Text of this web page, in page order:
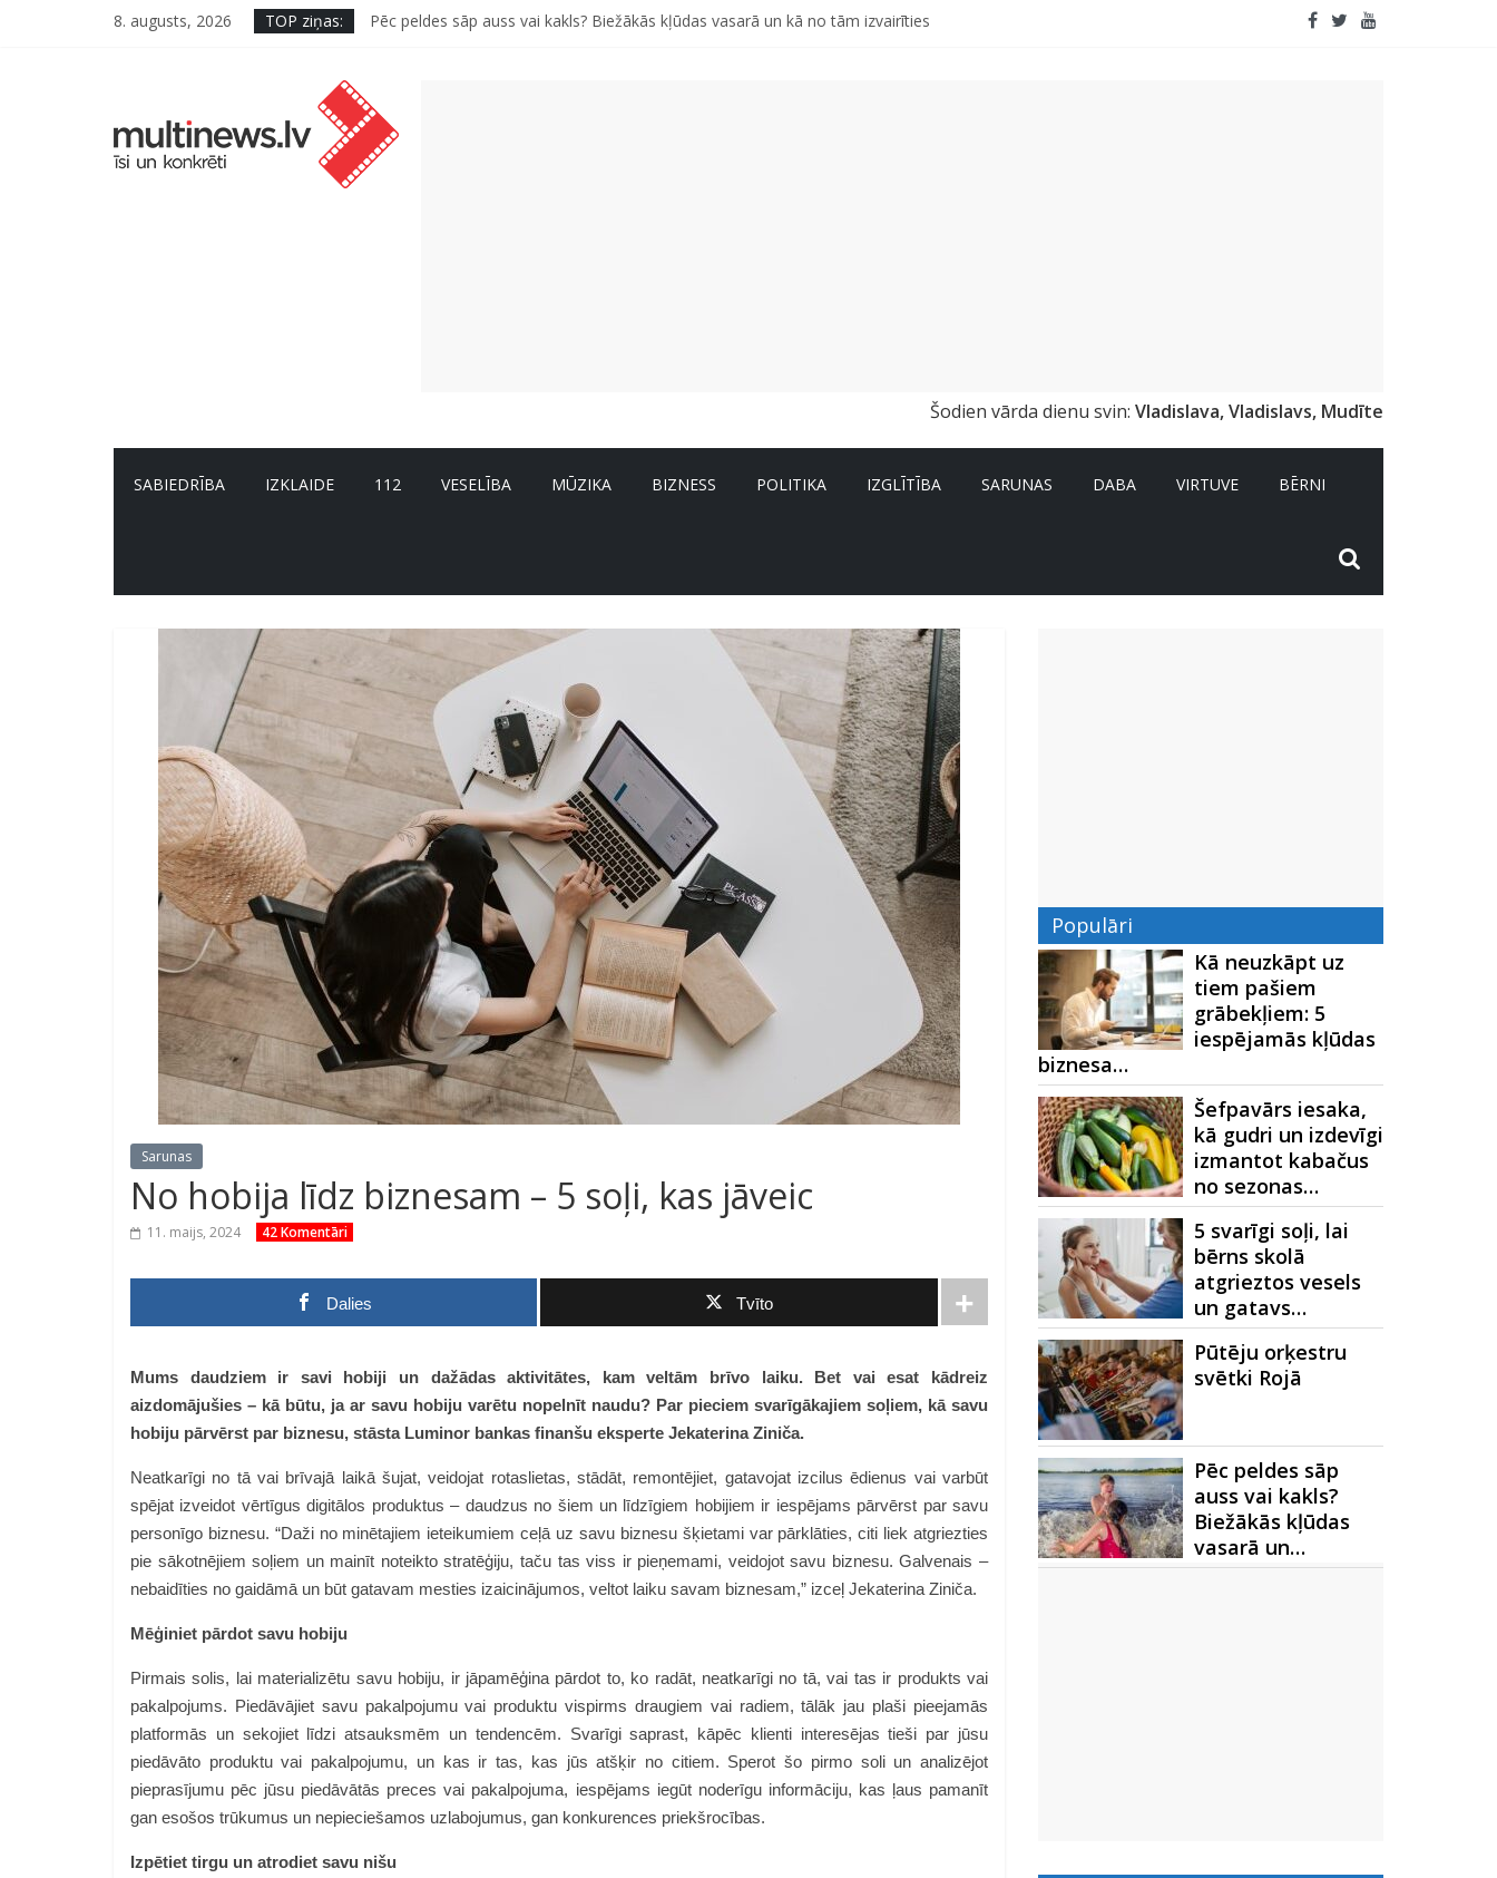
8. augusts, 2026 TOP ziņas:
Pēc peldes sāp auss vai kakls? Biežākās kļūdas vasarā un kā no tām izvairīties
Pūtēju orķestru svētki Rojā
Šodien vārda dienu svin: Vladislava, Vladislavs, Mudīte
SABIEDRĪBA IZKLAIDE 112 VESELĪBA MŪZIKA BIZNESS POLITIKA IZGLĪTĪBA SARUNAS DABA VIRTUVE BĒRNI
Sarunas
No hobija līdz biznesam – 5 soļi, kas jāveic
11. maijs, 2024 42 Komentāri
Dalies Tvīto
Mums daudziem ir savi hobiji un dažādas aktivitātes, kam veltām brīvo laiku. Bet vai esat kādreiz
aizdomājušies – kā būtu, ja ar savu hobiju varētu nopelnīt naudu? Par pieciem svarīgākajiem soļiem, kā savu
hobiju pārvērst par biznesu, stāsta Luminor bankas finanšu eksperte Jekaterina Ziniča.
Neatkarīgi no tā vai brīvajā laikā šujat, veidojat rotaslietas, stādāt, remontējiet, gatavojat izcilus ēdienus vai varbūt
spējat izveidot vērtīgus digitālos produktus – daudzus no šiem un līdzīgiem hobijiem ir iespējams pārvērst par savu
personīgo biznesu. “Daži no minētajiem ieteikumiem ceļā uz savu biznesu šķietami var pārklāties, citi liek atgriezties
pie sākotnējiem soļiem un mainīt noteikto stratēģiju, taču tas viss ir pieņemami, veidojot savu biznesu. Galvenais –
nebaidīties no gaidāmā un būt gatavam mesties izaicinājumos, veltot laiku savam biznesam,” izceļ Jekaterina Ziniča.
Mēģiniet pārdot savu hobiju
Pirmais solis, lai materializētu savu hobiju, ir jāpamēģina pārdot to, ko radāt, neatkarīgi no tā, vai tas ir produkts vai
pakalpojums. Piedāvājiet savu pakalpojumu vai produktu vispirms draugiem vai radiem, tālāk jau plaši pieejamās
platformās un sekojiet līdzi atsauksmēm un tendencēm. Svarīgi saprast, kāpēc klienti interesējas tieši par jūsu
piedāvāto produktu vai pakalpojumu, un kas ir tas, kas jūs atšķir no citiem. Sperot šo pirmo soli un analizējot
pieprasījumu pēc jūsu piedāvātās preces vai pakalpojuma, iespējams iegūt noderīgu informāciju, kas ļaus pamanīt
gan esošos trūkumus un nepieciešamos uzlabojumus, gan konkurences priekšrocības.
Izpētiet tirgu un atrodiet savu nišu
Populāri
Kā neuzkāpt uz
tiem pašiem
grābekļiem: 5
iespējamās kļūdas
biznesa…
Šefpavārs iesaka,
kā gudri un izdevīgi
izmantot kabačus
no sezonas…
5 svarīgi soļi, lai
bērns skolā
atgrieztos vesels
un gatavs…
Pūtēju orķestru
svētki Rojā
Pēc peldes sāp
auss vai kakls?
Biežākās kļūdas
vasarā un…